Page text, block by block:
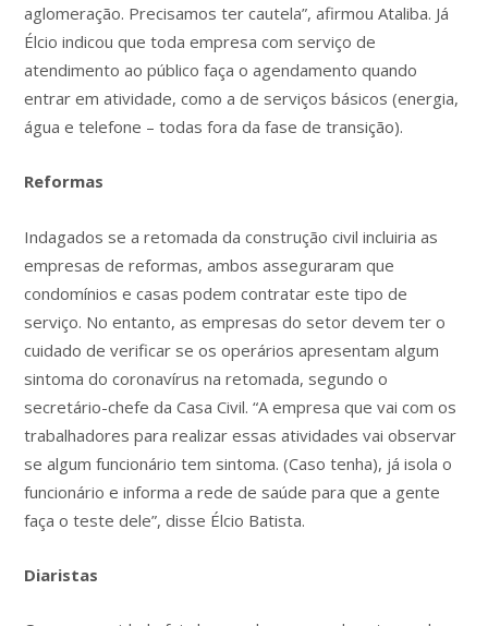
aglomeração. Precisamos ter cautela”, afirmou Ataliba. Já
Élcio indicou que toda empresa com serviço de
atendimento ao público faça o agendamento quando
entrar em atividade, como a de serviços básicos (energia,
água e telefone – todas fora da fase de transição).
Reformas
Indagados se a retomada da construção civil incluiria as
empresas de reformas, ambos asseguraram que
condomínios e casas podem contratar este tipo de
serviço. No entanto, as empresas do setor devem ter o
cuidado de verificar se os operários apresentam algum
sintoma do coronavírus na retomada, segundo o
secretário-chefe da Casa Civil. “A empresa que vai com os
trabalhadores para realizar essas atividades vai observar
se algum funcionário tem sintoma. (Caso tenha), já isola o
funcionário e informa a rede de saúde para que a gente
faça o teste dele”, disse Élcio Batista.
Diaristas